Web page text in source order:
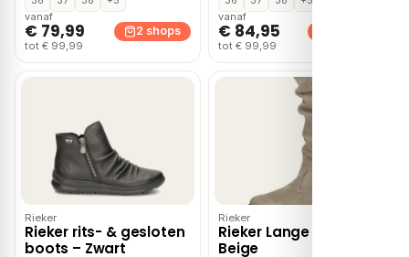
vanaf
€ 79,99
tot € 99,99
2 shops
vanaf
€ 84,95
tot € 99,99
Rieker
Rieker rits- & gesloten
boots – Zwart
Rieker
Rieker Lange Laarzen –
Beige